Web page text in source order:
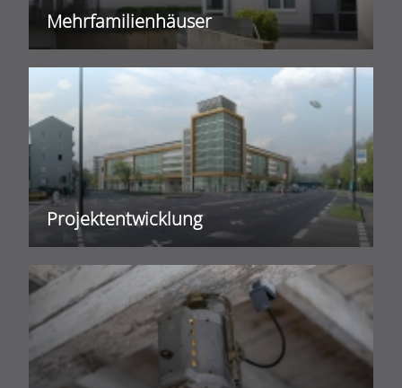
Mehrfamilienhäuser
Projektentwicklung